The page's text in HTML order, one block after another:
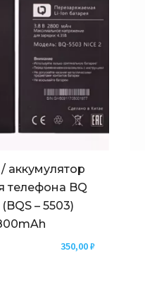
аккумулятор
телефона BQ
– 5503)
350,00₽